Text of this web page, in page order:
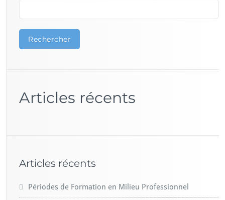
Rechercher
Articles récents
Articles récents
Périodes de Formation en Milieu Professionnel